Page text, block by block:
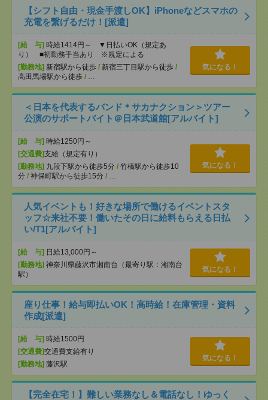
【シフト自由・現金手渡しOK】iPhoneなどスマホの
充電を繋げるだけ！[派遣]
[給 与] 時給1414円～ ▼日払いOK（規定あ
り） ■初勤務手当あり ※規定による
[勤務地] 新宿駅から徒歩 / 新宿三丁目駅から徒歩 /
高田馬場駅から徒歩 / …
気になる！
＜日本を代表するバンド＊サカナクション＞ツアー
公演のサポートバイト＠日本武道館[アルバイト]
[給 与] 時給1250円～
[交通費]支給（規定有り）
[勤務地] 九段下駅から徒歩5分 / 竹橋駅から徒歩10
分 / 神保町駅から徒歩15分 / …
気になる！
人気イベントも！好きな場所で働けるイベントスタ
ッフ☆来社不要！働いたその日に給料もらえる日払
い/T1[アルバイト]
[給 与] 日給13,000円～
[勤務地] 神奈川県藤沢市湘南台（最寄り駅：湘南台
駅）
気になる！
座り仕事！給与即払いOK！高時給！在庫管理・資料
作成[派遣]
[給 与] 時給1500円
[交通費]交通費支給有り
[勤務地] 藤沢駅
気になる！
【完全在宅！】難しい業務なし＆電話なし！ゆっく